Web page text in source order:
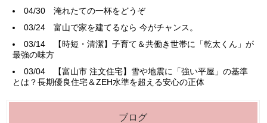
04/30淹れたての一杯をどうぞ
03/24富山で家を建てるなら 今がチャンス。
03/14
【時短・清潔】子育て＆共働き世帯に「乾太くん」が
最強の味方
03/04
【富山市 注文住宅】雪や地震に「強い平屋」の基準
とは？長期優良住宅＆ZEH水準を超える安心の正体
ブログ